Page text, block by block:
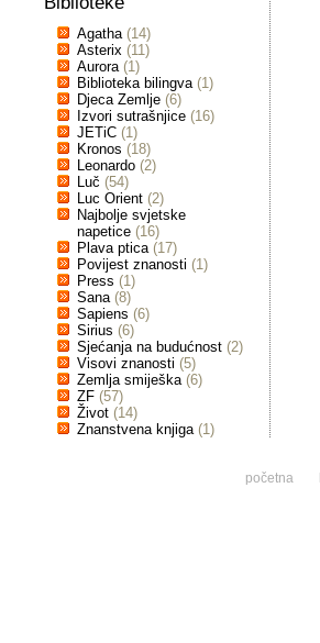
Agatha (14)
Asterix (11)
Aurora (1)
Biblioteka bilingva (1)
Djeca Zemlje (6)
Izvori sutrašnjice (16)
JETiC (1)
Kronos (18)
Leonardo (2)
Luč (54)
Luc Orient (2)
Najbolje svjetske
napetice (16)
Plava ptica (17)
Povijest znanosti (1)
Press (1)
Sana (8)
Sapiens (6)
Sirius (6)
Sjećanja na budućnost (2)
Visovi znanosti (5)
Zemlja smiješka (6)
ZF (57)
Život (14)
Znanstvena knjiga (1)
početna